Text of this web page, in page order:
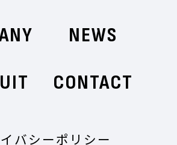
NEWS
CONTACT
バシーポリシー